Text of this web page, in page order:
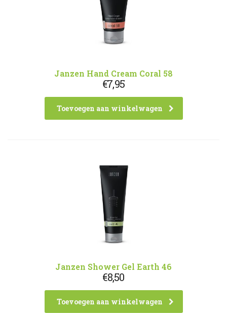
Janzen Hand Cream Coral 58
€7,95
Toevoegen aan winkelwagen
Janzen Shower Gel Earth 46
€8,50
Toevoegen aan winkelwagen